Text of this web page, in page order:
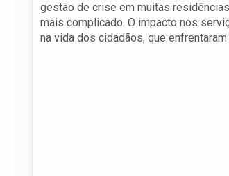
gestão de crise em muitas
mais complicado. O impacto nos
na vida dos cidadãos, que